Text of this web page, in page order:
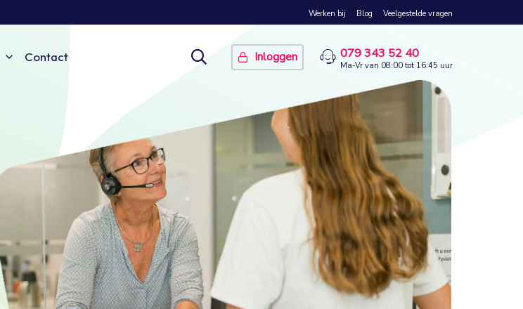
Werken bij Blog Veelgestelde vragen
Contact Inloggen 079 343 52 40
Ma-Vr van 08:00 tot 16:45 uur